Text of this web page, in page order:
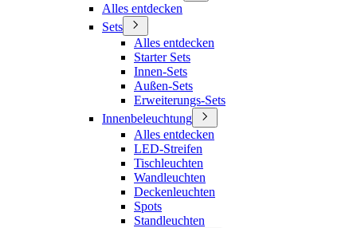
Alles entdecken
Sets
Alles entdecken
Starter Sets
Innen-Sets
Außen-Sets
Erweiterungs-Sets
Innenbeleuchtung
Alles entdecken
LED-Streifen
Tischleuchten
Wandleuchten
Deckenleuchten
Spots
Standleuchten